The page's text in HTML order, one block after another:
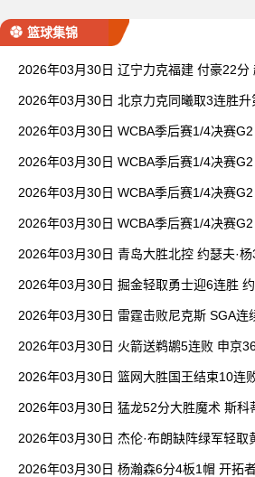
篮球集锦
2026年03月30日 辽宁力克福建 付豪22分
2026年03月30日 北京力克同曦取3连胜升
2026年03月30日 WCBA季后赛1/4决赛G2
2026年03月30日 WCBA季后赛1/4决赛G2
2026年03月30日 WCBA季后赛1/4决赛G2
2026年03月30日 WCBA季后赛1/4决赛G2
2026年03月30日 青岛大胜北控 约瑟夫·杨
2026年03月30日 掘金轻取勇士迎6连胜
2026年03月30日 雷霆击败尼克斯 SGA连
2026年03月30日 火箭送鹈鹕5连败 申京
2026年03月30日 篮网大胜国王结束10连
2026年03月30日 猛龙52分大胜魔术 斯科
2026年03月30日 杰伦·布朗缺阵绿军轻取
2026年03月30日 杨瀚森6分4板1帽 开拓